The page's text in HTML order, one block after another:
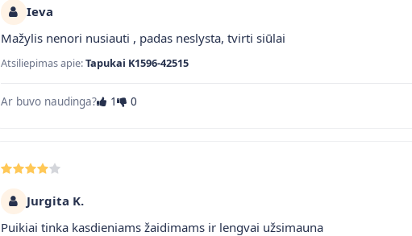
Ieva
Mažylis nenori nusiauti , padas neslysta, tvirti siūlai
Atsiliepimas apie:Tapukai K1596-42515
Ar buvo naudinga? 1 0
Jurgita K.
Puikiai tinka kasdieniams žaidimams ir lengvai užsimauna